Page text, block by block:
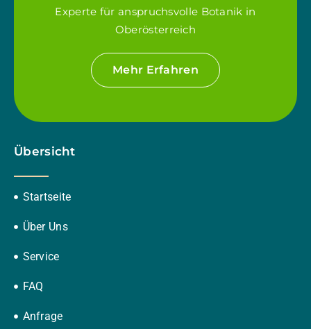
Experte für anspruchsvolle Botanik in
Oberösterreich
Mehr Erfahren
Übersicht
Startseite
Über Uns
Service
FAQ
Anfrage